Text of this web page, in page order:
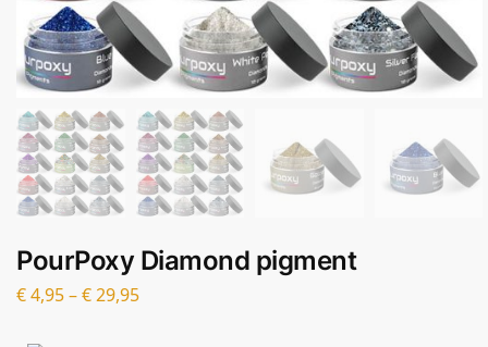
PourPoxy Diamond pigment
€4,95–€29,95